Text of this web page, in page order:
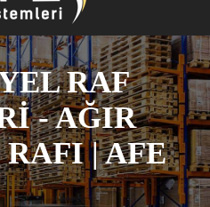
RAF
- AĞIR
| AFE